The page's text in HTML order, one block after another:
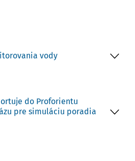
vody
do Proforientu
pre simuláciu poradia